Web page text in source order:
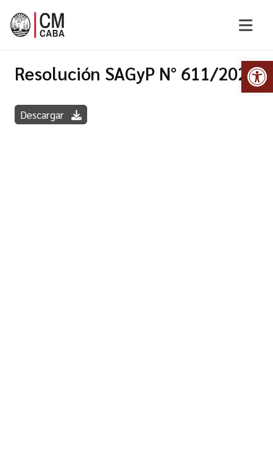
Resolución SAGyP N° 611/2022
Descargar